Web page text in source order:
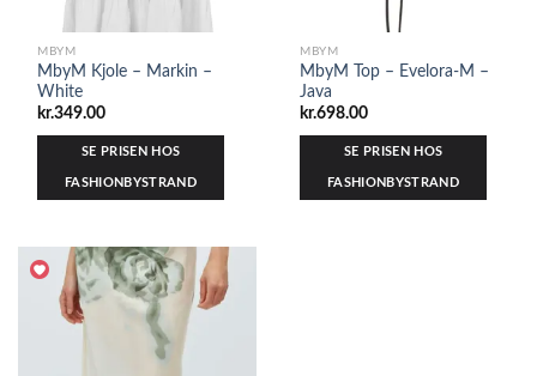
MBYM
MbyM Kjole – Markin –
White
kr.349.00
SE PRISEN HOS
FASHIONBYSTRAND
MBYM
MbyM Top – Evelora-M –
Java
kr.698.00
SE PRISEN HOS
FASHIONBYSTRAND